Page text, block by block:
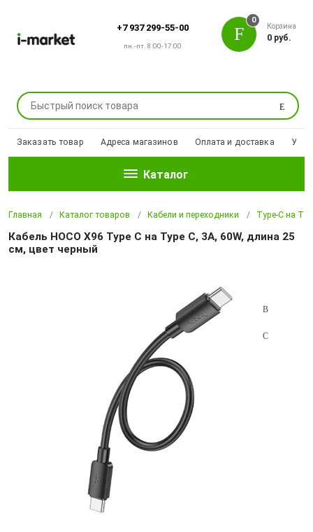
+7 937 299-55-00
пн.-пт. 8:00-17:00
Поиск
0
Корзина
0 руб.
Заказать товар Адреса магазинов Оплата и доставка
Каталог
Главная Каталог товаров Кабели и переходники Type-C на
Кабель HOCO X96 Type C на Type C, 3A, 60W, длина 25
см, цвет черный